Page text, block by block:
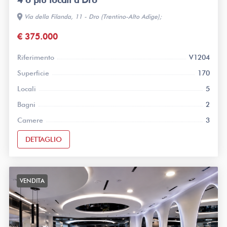
location_on Via della Filanda, 11 - Dro (Trentino-Alto Adige);
€ 375.000
Riferimento
V1204
Superficie
170
Locali
5
Bagni
2
Camere
3
DETTAGLIO
VENDITA